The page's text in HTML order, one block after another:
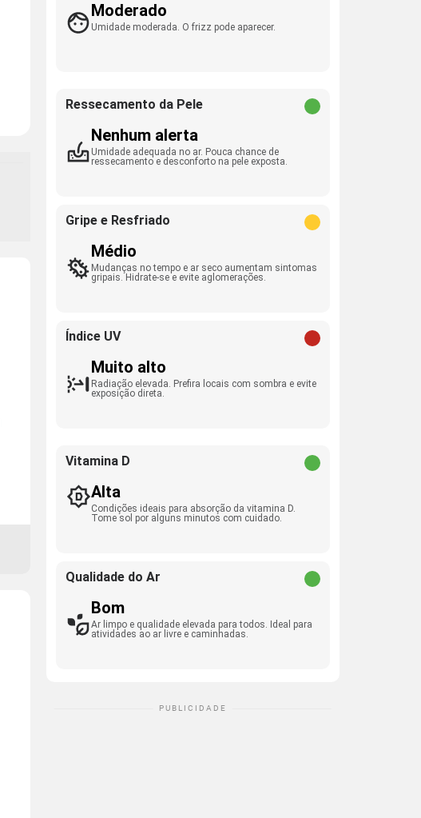
Moderado
Umidade moderada. O frizz pode aparecer.
Ressecamento da Pele
Nenhum alerta
Umidade adequada no ar. Pouca chance de
ressecamento e desconforto na pele exposta.
Gripe e Resfriado
Médio
Mudanças no tempo e ar seco aumentam sintomas
gripais. Hidrate-se e evite aglomerações.
Índice UV
Muito alto
Radiação elevada. Prefira locais com sombra e evite
exposição direta.
Vitamina D
Alta
Condições ideais para absorção da vitamina D.
Tome sol por alguns minutos com cuidado.
Qualidade do Ar
Bom
Ar limpo e qualidade elevada para todos. Ideal para
atividades ao ar livre e caminhadas.